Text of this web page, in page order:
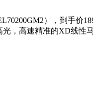
），到手
，高速精准的XD线性